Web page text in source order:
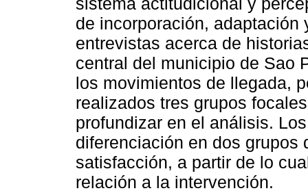
de incorporación,
entrevistas acerca de
central del municipio de Sao
los movimientos de llegada,
realizados tres grupos
profundizar en el análisis.
diferenciación en dos grupos
satisfacción, a partir de lo
relación a la intervención.